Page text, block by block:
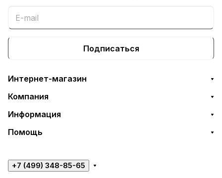
Подписаться
Интернет-магазин
Компания
Информация
Помощь
+7 (499) 348-85-65